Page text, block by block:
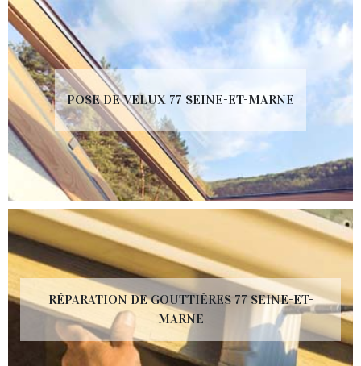
POSE DE VELUX 77 SEINE-ET-MARNE
RÉPARATION DE GOUTTIÈRES 77 SEINE-ET-
MARNE